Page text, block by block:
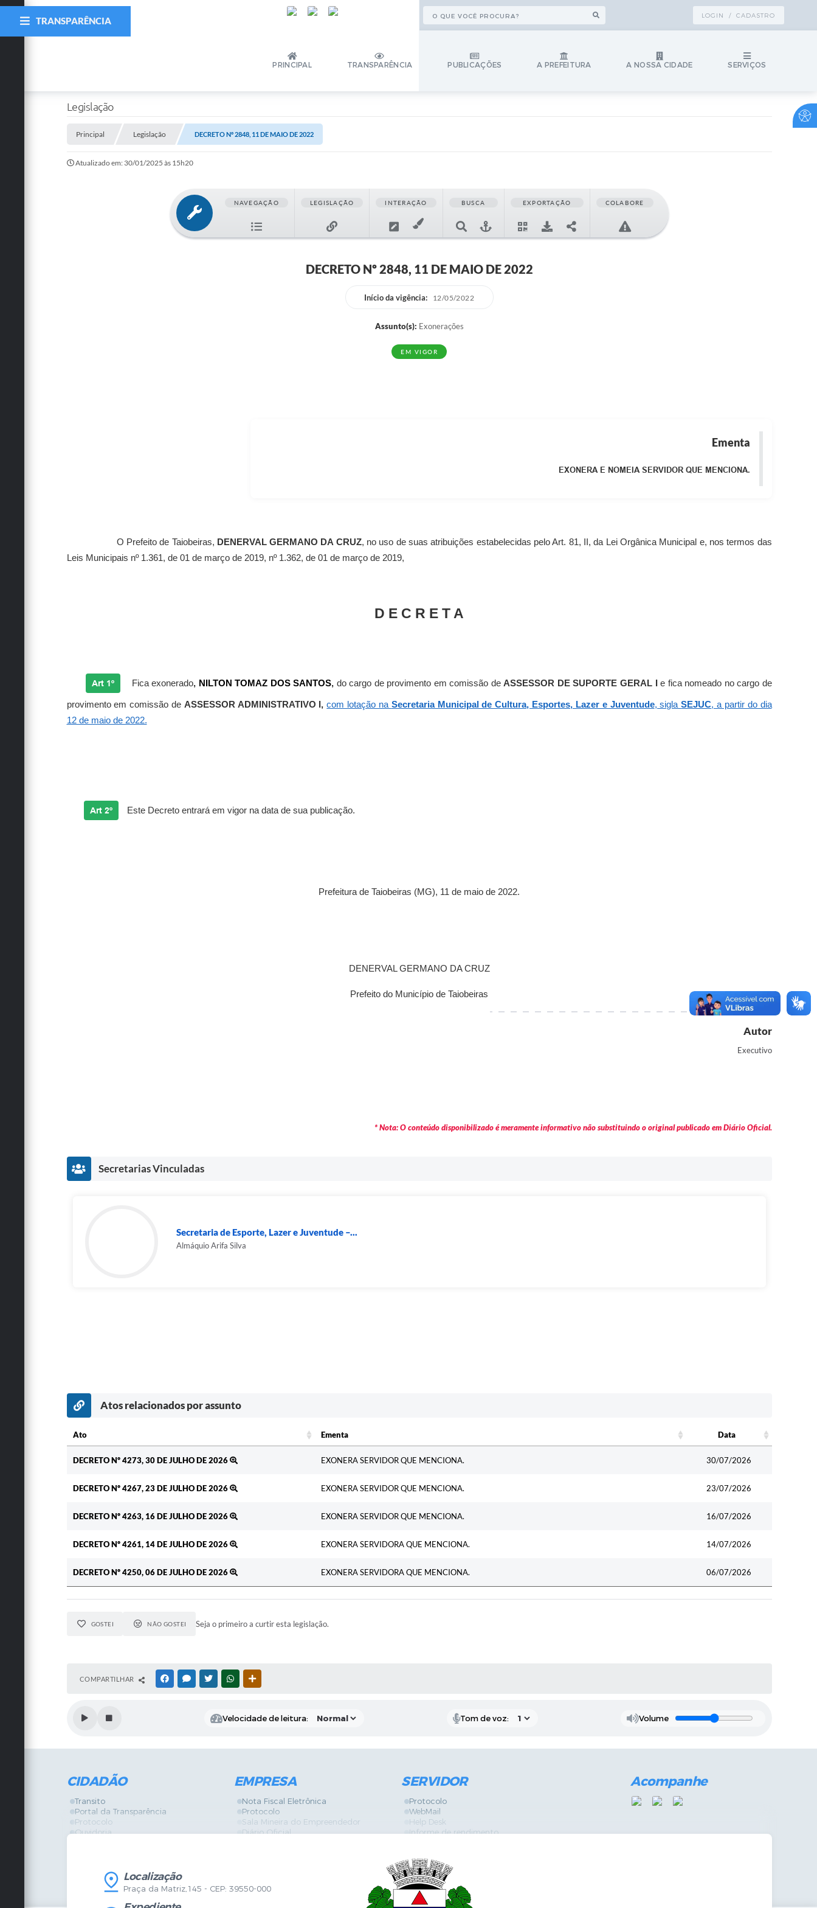
LOGIN / CADASTRO
PRINCIPAL TRANSPARÊNCIA PUBLICAÇÕES A PREFEITURA A NOSSA CIDADE SERVIÇOS
TRANSPARÊNCIA
Legislação
Principal Legislação DECRETO Nº 2848, 11 DE MAIO DE 2022
Atualizado em: 30/01/2025 às 15h20
NAVEGAÇÃO LEGISLAÇÃO INTERAÇÃO BUSCA EXPORTAÇÃO COLABORE
DECRETO Nº 2848, 11 DE MAIO DE 2022
Início da vigência: 12/05/2022
Assunto(s): Exonerações
EM VIGOR
Ementa
EXONERA E NOMEIA SERVIDOR QUE MENCIONA.
O Prefeito de Taiobeiras, DENERVAL GERMANO DA CRUZ, no uso de suas atribuições estabelecidas pelo Art. 81, II, da Lei Orgânica Municipal e, nos termos das
Leis Municipais nº 1.361, de 01 de março de 2019, nº 1.362, de 01 de março de 2019,
D E C R E T A
Art 1º Fica exonerado, NILTON TOMAZ DOS SANTOS, do cargo de provimento em comissão deASSESSOR DE SUPORTE GERAL I e fica nomeado no cargo de
provimento em comissão de ASSESSOR ADMINISTRATIVO I,com lotação na Secretaria Municipal de Cultura, Esportes, Lazer e Juventude, siglaSEJUC, a partir do dia
12 de maio de 2022.
Art 2º Este Decreto entrará em vigor na data de sua publicação.
Prefeitura de Taiobeiras (MG), 11 de maio de 2022.
DENERVAL GERMANO DA CRUZ
Prefeito do Município de Taiobeiras
Autor
Executivo
* Nota: O conteúdo disponibilizado é meramente informativo não substituindo o original publicado em Diário Oficial.
Secretarias Vinculadas
Secretaria de Esporte, Lazer e Juventude –...
Almáquio Arifa Silva
Atos relacionados por assunto
Ato Ementa
Data
DECRETO Nº 4273, 30 DE JULHO DE 2026
EXONERA SERVIDOR QUE MENCIONA. 30/07/2026
DECRETO Nº 4267, 23 DE JULHO DE 2026 EXONERA SERVIDOR QUE MENCIONA. 23/07/2026
DECRETO Nº 4263, 16 DE JULHO DE 2026 EXONERA SERVIDOR QUE MENCIONA. 16/07/2026
DECRETO Nº 4261, 14 DE JULHO DE 2026 EXONERA SERVIDORA QUE MENCIONA. 14/07/2026
DECRETO Nº 4250, 06 DE JULHO DE 2026 EXONERA SERVIDORA QUE MENCIONA. 06/07/2026
GOSTEI NÃO GOSTEI Seja o primeiro a curtir esta legislação.
COMPARTILHAR FACEBOOKMESSENGER
TWITTERWHATSAPP
Velocidade de leitura: Tom de voz: Volume
CIDADÃO
Transito
Portal da Transparência
Protocolo
Ouvidoria
Legislação
Diário Oficial
Mapa do Site
Certidões
EMPRESA
Nota Fiscal Eletrônica
Protocolo
Sala Mineira do Empreendedor
Diário Oficial
Serviços Online
Vigilância Sanitária
SERVIDOR
Protocolo
WebMail
Help Desk
Informe de rendimento
GPI
Diário Oficial
Fale com RH
SGDI - Sistema de Gerência de Demandas Internas
Concurso Público e Processo Seletivo
Acompanhe
Localização
Praça da Matriz,145 - CEP: 39550-000